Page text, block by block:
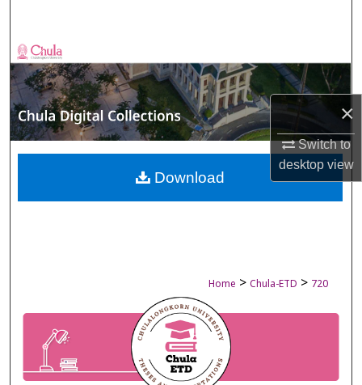
×
Switch to
desktopview
Browse Collections
My Account
About
Digital Commons Network™
Home > Chula-ETD > 720
Download